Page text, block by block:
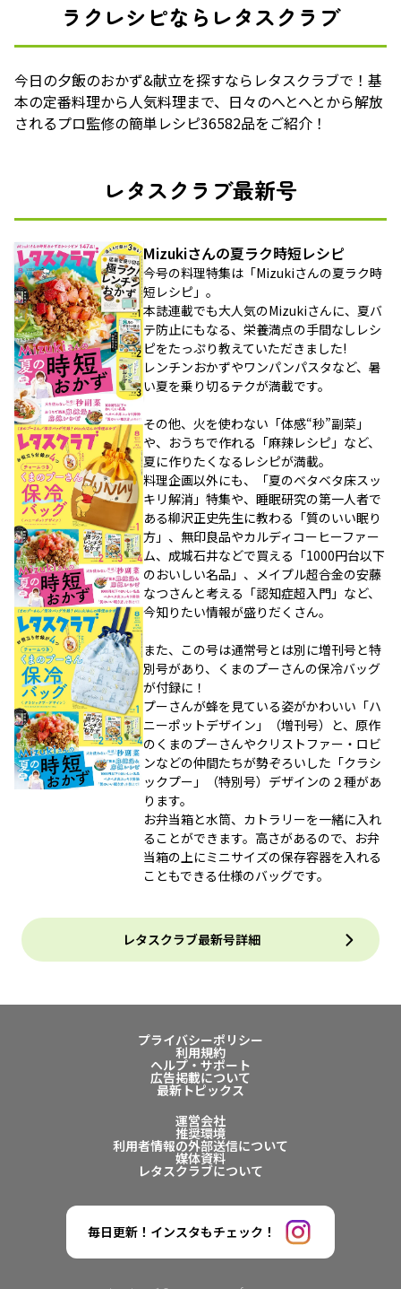
ラクレシピならレタスクラブ
今日の夕飯のおかず&献立を探すならレタスクラブで！基
本の定番料理から人気料理まで、日々のへとへとから解放
されるプロ監修の簡単レシピ36582品をご紹介！
レタスクラブ最新号
Mizukiさんの夏ラク時短レシピ
今号の料理特集は「Mizukiさんの夏ラク時
短レシピ」。
本誌連載でも大人気のMizukiさんに、夏バ
テ防止にもなる、栄養満点の手間なしレシ
ピをたっぷり教えていただきました!
レンチンおかずやワンパンパスタなど、暑
い夏を乗り切るテクが満載です。
その他、火を使わない「体感“秒”副菜」
や、おうちで作れる「麻辣レシピ」など、
夏に作りたくなるレシピが満載。
料理企画以外にも、「夏のベタベタ床スッ
キリ解消」特集や、睡眠研究の第一人者で
ある柳沢正史先生に教わる「質のいい眠り
方」、無印良品やカルディコーヒーファー
ム、成城石井などで買える「1000円台以下
のおいしい名品」、メイプル超合金の安藤
なつさんと考える「認知症超入門」など、
今知りたい情報が盛りだくさん。
また、この号は通常号とは別に増刊号と特
別号があり、くまのプーさんの保冷バッグ
が付録に！
プーさんが蜂を見ている姿がかわいい「ハ
ニーポットデザイン」（増刊号）と、原作
のくまのプーさんやクリストファー・ロビ
ンなどの仲間たちが勢ぞろいした「クラシ
ックプー」（特別号）デザインの２種があ
ります。
お弁当箱と水筒、カトラリーを一緒に入れ
ることができます。高さがあるので、お弁
当箱の上にミニサイズの保存容器を入れる
こともできる仕様のバッグです。
レタスクラブ最新号詳細
プライバシーポリシー
利用規約
ヘルプ・サポート
広告掲載について
最新トピックス
運営会社
推奨環境
利用者情報の外部送信について
媒体資料
レタスクラブについて
毎日更新！インスタもチェック！